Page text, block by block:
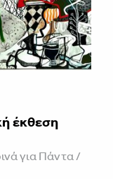
έκθεση
για Πάντα /